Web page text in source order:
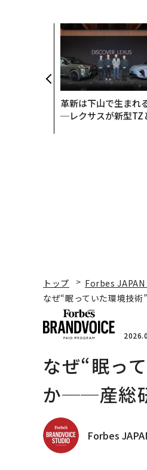
革新は下山で生まれ
─レクサスが新型TZ
トップ Forbes
なぜ“眠っていた環境技
なぜ“眠っ
か──産総
Forbes